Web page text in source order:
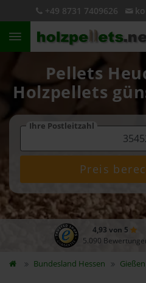
+49 8731 7409626
Pellets
Holzpellets
Ihre Postleitzahl
Preis
4,93 von 5
5.090
Bundesland Hessen Gießen